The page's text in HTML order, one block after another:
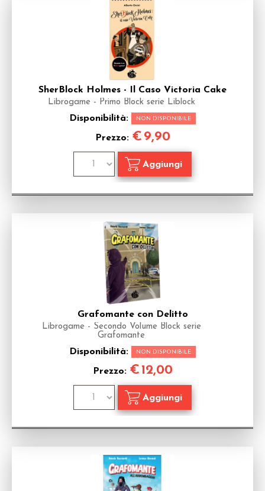
SherBlock Holmes - Il Caso Victoria Cake
Librogame - Primo Block serie Liblock
Disponibilità: NON DISPONIBILE
Prezzo: € 9,90
Grafomante con Delitto
Librogame - Secondo Volume Block serie
Grafomante
Disponibilità: NON DISPONIBILE
Prezzo: €12,00